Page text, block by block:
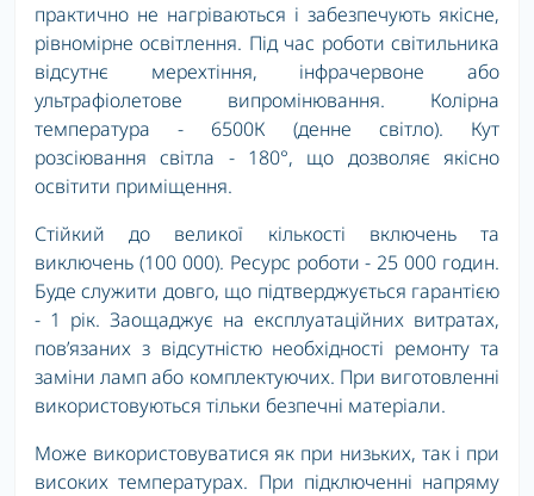
практично не нагріваються і забезпечують якісне,
рівномірне освітлення. Під час роботи світильника
відсутнє мерехтіння, інфрачервоне або
ультрафіолетове випромінювання. Колірна
температура - 6500К (денне світло). Кут
розсіювання світла - 180°, що дозволяє якісно
освітити приміщення.
Стійкий до великої кількості включень та
виключень (100 000). Ресурс роботи - 25 000 годин.
Буде служити довго, що підтверджується гарантією
- 1 рік. Заощаджує на експлуатаційних витратах,
пов’язаних з відсутністю необхідності ремонту та
заміни ламп або комплектуючих. При виготовленні
використовуються тільки безпечні матеріали.
Може використовуватися як при низьких, так і при
високих температурах. При підключенні напряму